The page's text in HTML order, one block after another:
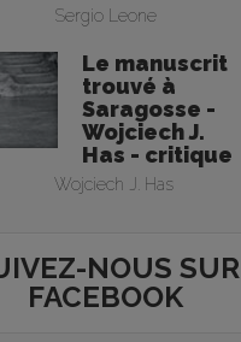
Sergio Leone
Le manuscrit
trouvé à
Saragosse -
Wojciech J.
Has - critique
Wojciech J. Has
NOUS SUR
FACEBOOK